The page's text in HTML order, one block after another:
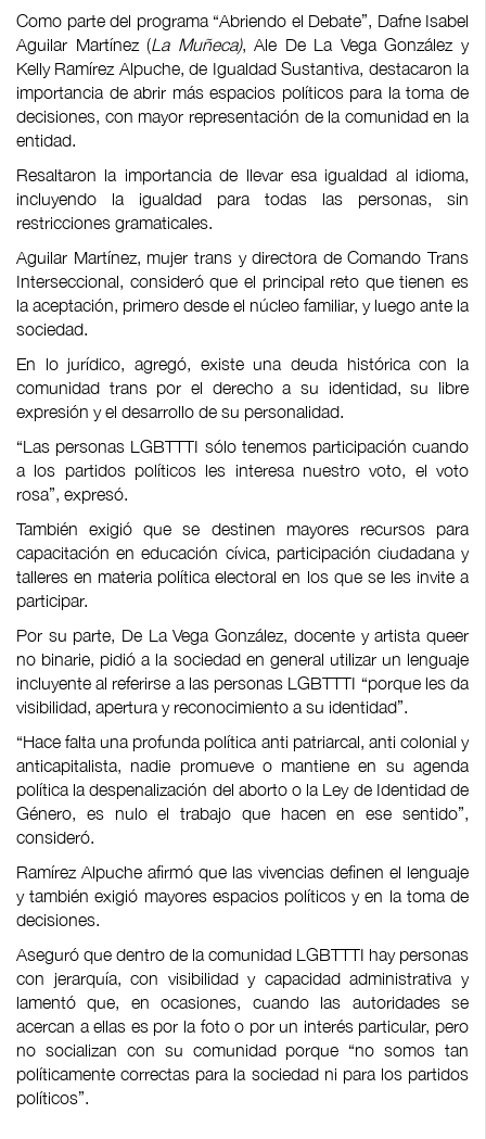
Como parte del programa “Abriendo el Debate”, Dafne Isabel
Aguilar Martínez (La Muñeca), Ale De La Vega González y
Kelly Ramírez Alpuche, de Igualdad Sustantiva, destacaron la
importancia de abrir más espacios políticos para la toma de
decisiones, con mayor representación de la comunidad en la
entidad.
Resaltaron la importancia de llevar esa igualdad al idioma,
incluyendo la igualdad para todas las personas, sin
restricciones gramaticales.
Aguilar Martínez, mujer trans y directora de Comando Trans
Interseccional, consideró que el principal reto que tienen es
la aceptación, primero desde el núcleo familiar, y luego ante la
sociedad.
En lo jurídico, agregó, existe una deuda histórica con la
comunidad trans por el derecho a su identidad, su libre
expresión y el desarrollo de su personalidad.
“Las personas LGBTTTI sólo tenemos participación cuando
a los partidos políticos les interesa nuestro voto, el voto
rosa”, expresó.
También exigió que se destinen mayores recursos para
capacitación en educación cívica, participación ciudadana y
talleres en materia política electoral en los que se les invite a
participar.
Por su parte, De La Vega González, docente y artista queer
no binarie, pidió a la sociedad en general utilizar un lenguaje
incluyente al referirse a las personas LGBTTTI “porque les da
visibilidad, apertura y reconocimiento a su identidad”.
“Hace falta una profunda política anti patriarcal, anti colonial y
anticapitalista, nadie promueve o mantiene en su agenda
política la despenalización del aborto o la Ley de Identidad de
Género, es nulo el trabajo que hacen en ese sentido”,
consideró.
Ramírez Alpuche afirmó que las vivencias definen el lenguaje
y también exigió mayores espacios políticos y en la toma de
decisiones.
Aseguró que dentro de la comunidad LGBTTTI hay personas
con jerarquía, con visibilidad y capacidad administrativa y
lamentó que, en ocasiones, cuando las autoridades se
acercan a ellas es por la foto o por un interés particular, pero
no socializan con su comunidad porque “no somos tan
políticamente correctas para la sociedad ni para los partidos
políticos”.